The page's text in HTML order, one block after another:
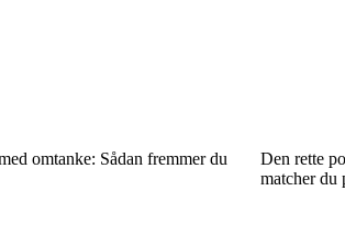
omtanke: Sådan fremmer du
Den rette
matcher du